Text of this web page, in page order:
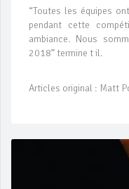
“Toutes les équipes
pendant cette
ambiance. Nous
2018” termine t il.
Articles original : Matt